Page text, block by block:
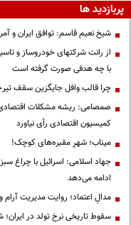
پربازدید ها
شیخ نعیم قاسم: توافق ایران و
از رانت‌ شرکتهای خودروساز و
با چه هدفی صورت گرفته است
چرا قالب وافل جایگزین سقف
صمصامی: ریشه مشکلات
کمیسیون اقتصادی رأی نیاورد
میناب؛ شهرِ مقبره‌های کوچک!
جهاد اسلامی: اسرائیل با چراغ
ادامه می‌دهد
مدالِ اعتماد؛ روایت مدیریت